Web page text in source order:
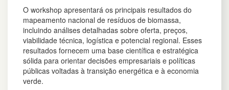
O workshop apresentará os principais resultados do
mapeamento nacional de resíduos de biomassa,
incluindo análises detalhadas sobre oferta, preços,
viabilidade técnica, logística e potencial regional. Esses
resultados fornecem uma base científica e estratégica
sólida para orientar decisões empresariais e políticas
públicas voltadas à transição energética e à economia
verde.